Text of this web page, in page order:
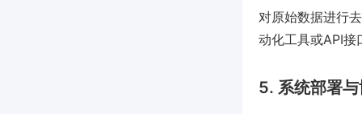
对原始数据进行
动化工具或API
5. 系统部署